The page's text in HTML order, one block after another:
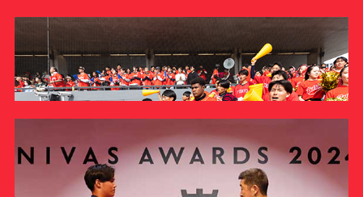
帝京スポーツサポーターの会とラグビー部が学内イベン
トを実施しました
帝京スポーツサポーターの会と硬式野球部が学内イベン
トを実施しました